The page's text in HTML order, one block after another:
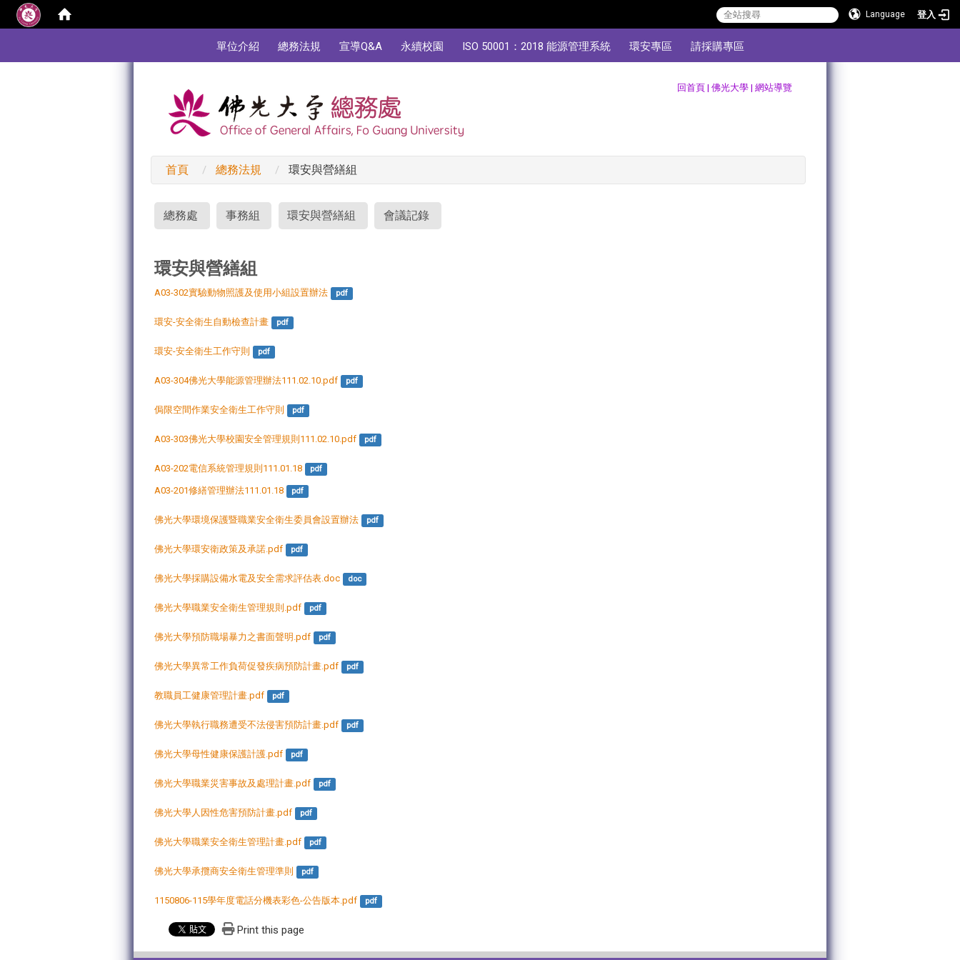
Language 登入
單位介紹
總務法規 宣導Q&A 永續校園 ISO 50001：2018 能源管理系統 環安專區 請採購專區
回首頁| 佛光大學| 網站導覽
首頁 總務法規 環安與營繕組
總務處 事務組 環安與營繕組 會議記錄
環安與營繕組
A03-302實驗動物照護及使用小組設置辦法 pdf
環安-安全衛生自動檢查計畫 pdf
環安-安全衛生工作守則 pdf
A03-304佛光大學能源管理辦法111.02.10.pdf pdf
侷限空間作業安全衛生工作守則 pdf
A03-303佛光大學校園安全管理規則111.02.10.pdf pdf
A03-202電信系統管理規則111.01.18 pdf
A03-201修繕管理辦法111.01.18 pdf
佛光大學環境保護暨職業安全衛生委員會設置辦法 pdf
佛光大學環安衛政策及承諾.pdf pdf
佛光大學採購設備水電及安全需求評估表.doc doc
佛光大學職業安全衛生管理規則.pdf pdf
佛光大學預防職場暴力之書面聲明.pdf pdf
佛光大學異常工作負荷促發疾病預防計畫.pdf pdf
教職員工健康管理計畫.pdf pdf
佛光大學執行職務遭受不法侵害預防計畫.pdf pdf
佛光大學母性健康保護計護.pdf pdf
佛光大學職業災害事故及處理計畫.pdf pdf
佛光大學人因性危害預防計畫.pdf pdf
佛光大學職業安全衛生管理計畫.pdf pdf
佛光大學承攬商安全衛生管理準則 pdf
1150806-115學年度電話分機表彩色-公告版本.pdf pdf
Print this page